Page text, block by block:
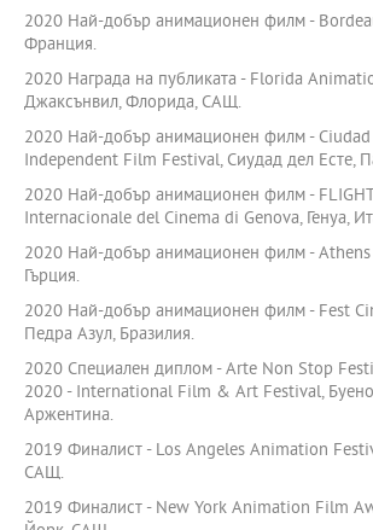
2020 Най-добър анимационен филм -
Франция.
2020 Награда на публиката - Florida
Джаксънвил, Флорида, САЩ.
2020 Най-добър анимационен филм -
Independent Film Festival, Сиудад дел Есте,
2020 Най-добър анимационен филм -
Internacionale del Cinema di Genova, Генуа,
2020 Най-добър анимационен филм -
Гърция.
2020 Най-добър анимационен филм - Fest
Педра Азул, Бразилия.
2020 Специален диплом - Arte Non Stop
2020 - International Film & Art Festival,
Аржентина.
2019 Финалист - Los Angeles Animation
САЩ.
2019 Финалист - New York Animation Film